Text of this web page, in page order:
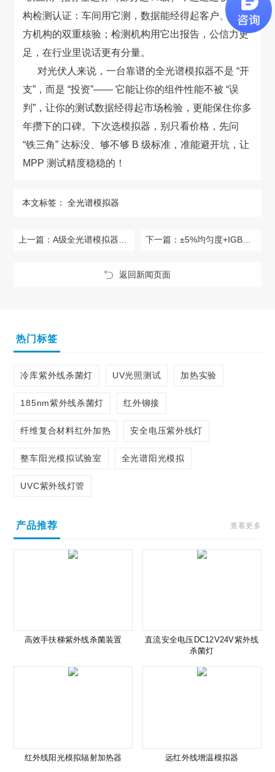
构检测认证：车间用它测，数据能经得起客户、第三
方机构的双重核验；检测机构用它出报告，公信力更
足，在行业里说话更有分量。
对光伏人来说，一台靠谱的全光谱模拟器不是 “开
支”，而是 “投资”—— 它能让你的组件性能不被 “误
判”，让你的测试数据经得起市场检验，更能保住你多
年攒下的口碑。下次选模拟器，别只看价格，先问
“铁三角” 达标没、够不够 B 级标准，准能避开坑，让
MPP 测试精度稳稳的！
本文标签： 全光谱模拟器
上一篇：A级全光谱模拟器：±5%均匀度+IGBT逆变技术，重塑光伏/材料测试光源标准 下一篇： ±5%均匀度+IGBT逆变技术！朗普A级全光谱模拟器重塑光伏/材料测试新基准
返回新闻页面
热门标签
冷库紫外线杀菌灯 UV光照测试 加热实验
185nm紫外线杀菌灯 红外铆接
纤维复合材料红外加热 安全电压紫外线灯
整车阳光模拟试验室 全光谱阳光模拟
UVC紫外线灯管
产品推荐 查看更多
高效手扶梯紫外线杀菌装置
直流安全电压DC12V24V紫外线
杀菌灯
红外线阳光模拟辐射加热器 远红外线增温模拟器